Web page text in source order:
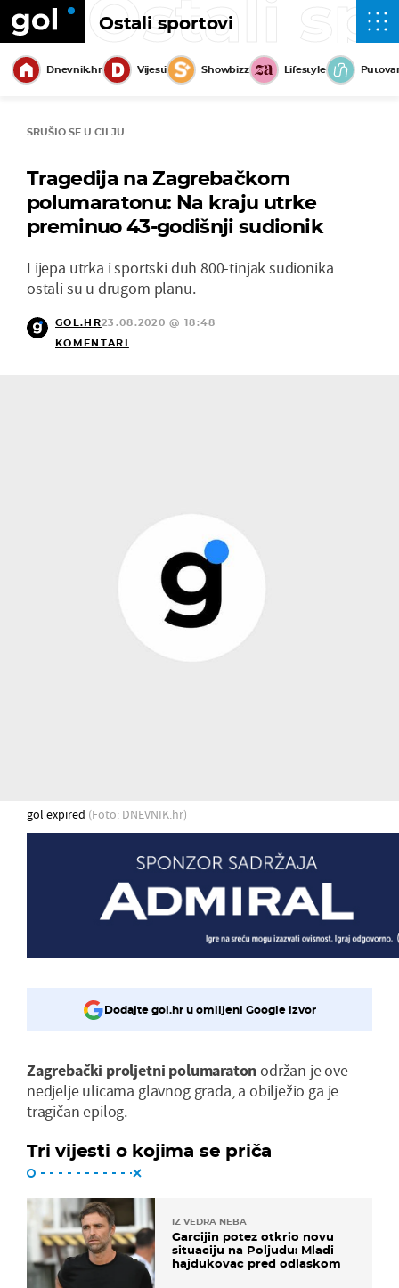
Ostali sportovi
Ostali
Dnevnik.hr Vijesti Showbizz Lifestyle
SRUŠIO SE U CILJU
Tragedija na Zagrebačkom
polumaratonu: Na kraju utrke
preminuo 43-godišnji sudionik
Lijepa utrka i sportski duh 800-tinjak sudionika
ostali su u drugom planu.
GOL.HR23.08.2020 @ 18:48
KOMENTARI
gol expired (Foto: DNEVNIK.hr)
Dodajte gol.hr u omiljeni Google izvor
Zagrebački proljetni polumaratonodržan je ove
nedjelje ulicama glavnog grada, a obilježio ga je
tragičan epilog.
Tri vijesti o kojima se priča
IZ VEDRA NEBA
Garcijin potez otkrio novu
situaciju na Poljudu: Mladi
hajdukovac pred odlaskom